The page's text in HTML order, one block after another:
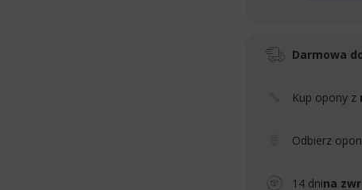
Darmowa
Kup opony z
Odbierz
14 dnina